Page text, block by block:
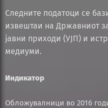
Следните податоци се
извештаи на Државниот
јавни приходи (УЈП) и
медиуми.
Индикатор
Обложувалници во 2016